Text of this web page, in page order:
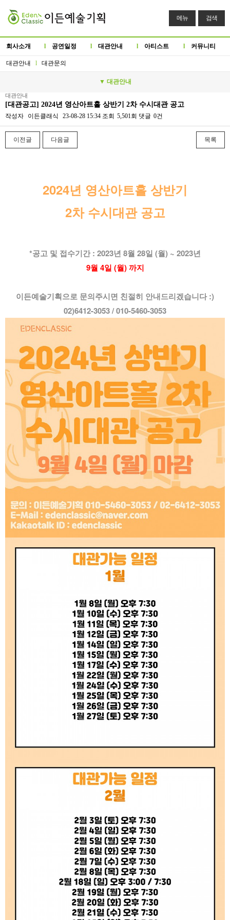
메뉴 검색
회사소개 l 공연일정 l 대관안내 l 아티스트 l 커뮤니티
대관안내 l 대관문의
▼ 대관안내
대관안내
[대관공고] 2024년 영산아트홀 상반기 2차 수시대관 공고
작성자 이든클래식 23-08-28 15:34 조회 5,501회 댓글 0건
이전글 다음글 목록
2024년 영산아트홀 상반기
2차 수시대관 공고
*공고 및 접수기간 : 2023년 8월 28일 (월) ~ 2023년
9월 4일 (월) 까지
이든예술기획으로 문의주시면 친절히 안내드리겠습니다 :)
02)6412-3053 / 010-5460-3053